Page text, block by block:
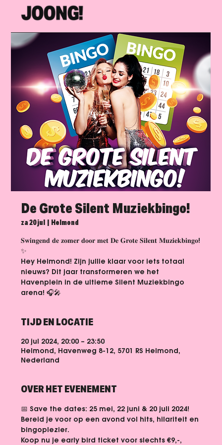
De Grote Silent Muziekbingo!
za 20 jul Helmond
𝐒𝐰𝐢𝐧𝐠𝐞𝐧𝐝 𝐝𝐞 𝐳𝐨𝐦𝐞𝐫 𝐝𝐨𝐨𝐫 𝐦𝐞𝐭 𝐃𝐞 𝐆𝐫𝐨𝐭𝐞 𝐒𝐢𝐥𝐞𝐧𝐭 𝐌𝐮𝐳𝐢𝐞𝐤𝐛𝐢𝐧𝐠𝐨!
✨
Hey Helmond! Zijn jullie klaar voor iets totaal
nieuws? Dit jaar transformeren we het
Havenplein in de ultieme Silent Muziekbingo
arena! 🎧🎤
TIJD EN LOCATIE
20 jul 2024, 20:00 – 23:50
Helmond, Havenweg 8-12, 5701 RS Helmond,
Nederland
OVER HET EVENEMENT
📅 Save the dates: 25 mei, 22 juni & 20 juli 2024!
Bereid je voor op een avond vol hits, hilariteit en
bingoplezier.
Koop nu je early bird ticket voor slechts €9,-,